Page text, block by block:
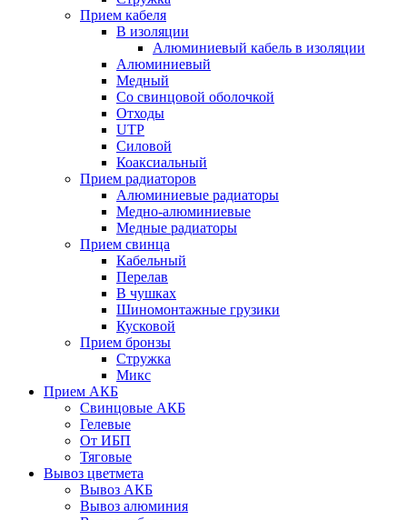
Прием кабеля
В изоляции
Алюминиевый кабель в изоляции
Алюминиевый
Медный
Со свинцовой оболочкой
Отходы
UTP
Силовой
Коаксиальный
Прием радиаторов
Алюминиевые радиаторы
Медно-алюминиевые
Медные радиаторы
Прием свинца
Кабельный
Перелав
В чушках
Шиномонтажные грузики
Кусковой
Прием бронзы
Стружка
Микс
Прием АКБ
Свинцовые АКБ
Гелевые
От ИБП
Тяговые
Вывоз цветмета
Вывоз АКБ
Вывоз алюминия